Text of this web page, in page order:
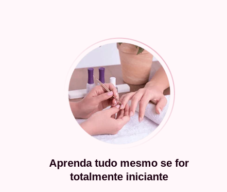
Aprenda tudo mesmo se for
totalmente iniciante